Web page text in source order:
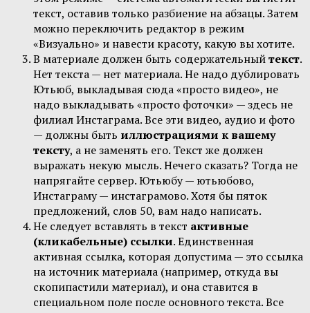
текст, оставив только разбиение на абзацы. Затем
можно переключить редактор в режим
«Визуально» и навести красоту, какую вы хотите.
В материале должен быть содержательныйтекст.
Нет текста — нет материала. Не надо дублировать
Ютьюб, выкладывая сюда «просто видео», не
надо выкладывать «просто фоточки» — здесь не
филиал Инстаграма. Все эти видео, аудио и фото
— должны быть иллюстрациями к вашему
тексту, а не заменять его. Текст же должен
выражать некую мысль. Нечего сказать? Тогда не
напрягайте сервер. Ютьюбу — ютьюбово,
Инстаграму — инстаграмово. Хотя бы пяток
предложений, слов 50, вам надо написать.
Не следует вставлять в текст активные
(кликабельные) ссылки. Единственная
активная ссылка, которая допустима — это ссылка
на источник материала (например, откуда вы
скопипастили материал), и она ставится в
специальном поле после основного текста. Все